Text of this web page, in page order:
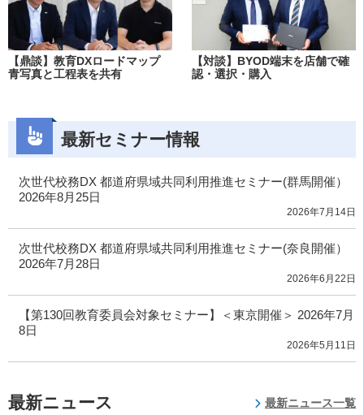
【鼎談】教育DXロードマップ
青写真と工程表を共有
【対談】BYOD端末を店舗で確
認・選択・購入
最新セミナー情報
次世代校務DX 都道府県域共同利用推進セミナー(群馬開催）
2026年8月25日
2026年7月14日
次世代校務DX 都道府県域共同利用推進セミナー(奈良開催）
2026年7月28日
2026年6月22日
【第130回教育委員会対象セミナー】＜東京開催＞ 2026年7月
8日
2026年5月11日
最新ニュース 最新ニュース一覧